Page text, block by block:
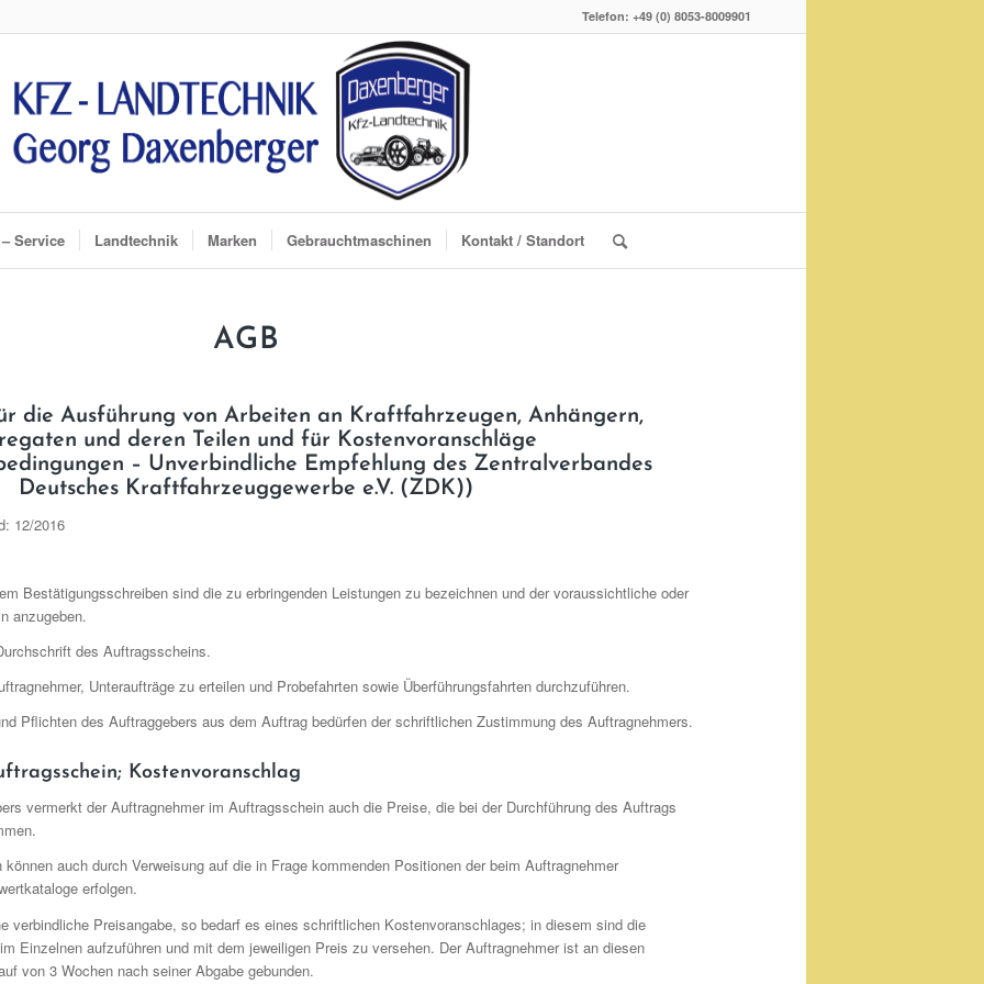
Telefon: +49 (0) 8053-8009901
Service Landtechnik Marken Gebrauchtmaschinen Kontakt / Standort
AGB
die Ausführung von Arbeiten an Kraftfahrzeugen, Anhängern,
und deren Teilen und für Kostenvoranschläge
– Unverbindliche Empfehlung des Zentralverbandes
Deutsches Kraftfahrzeuggewerbe e.V. (ZDK))
12/2016
Bestätigungsschreiben sind die zu erbringenden Leistungen zu bezeichnen und der voraussichtliche oder
anzugeben.
des Auftragsscheins.
Unteraufträge zu erteilen und Probefahrten sowie Überführungsfahrten durchzuführen.
Pflichten des Auftraggebers aus dem Auftrag bedürfen der schriftlichen Zustimmung des Auftragnehmers.
Kostenvoranschlag
vermerkt der Auftragnehmer im Auftragsschein auch die Preise, die bei der Durchführung des Auftrags
auch durch Verweisung auf die in Frage kommenden Positionen der beim Auftragnehmer
erfolgen.
verbindliche Preisangabe, so bedarf es eines schriftlichen Kostenvoranschlages; in diesem sind die
Einzelnen aufzuführen und mit dem jeweiligen Preis zu versehen. Der Auftragnehmer ist an diesen
von 3 Wochen nach seiner Abgabe gebunden.